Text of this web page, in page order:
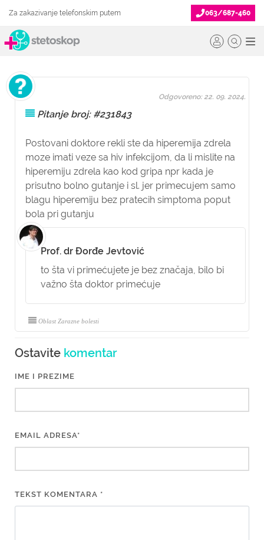
Za zakazivanje telefonskim putem 063/687-460
Pitanje broj: #231843
Postovani doktore rekli ste da hiperemija zdrela
moze imati veze sa hiv infekcijom, da li mislite na
hiperemiju zdrela kao kod gripa npr kada je
prisutno bolno gutanje i sl. jer primecujem samo
blagu hiperemiju bez pratecih simptoma poput
bola pri gutanju
Odgovoreno: 22. 09. 2024.
Prof. dr Đorđe Jevtović
to šta vi primećujete je bez značaja, bilo bi
važno šta doktor primećuje
Oblast Zarazne bolesti
Ostavite komentar
IME I PREZIME
EMAIL ADRESA*
TEKST KOMENTARA *